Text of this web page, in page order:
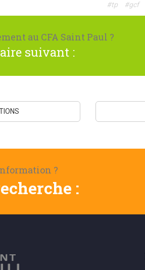
#tp #gcf
au CFA Saint Paul ?
suivant :
?
: